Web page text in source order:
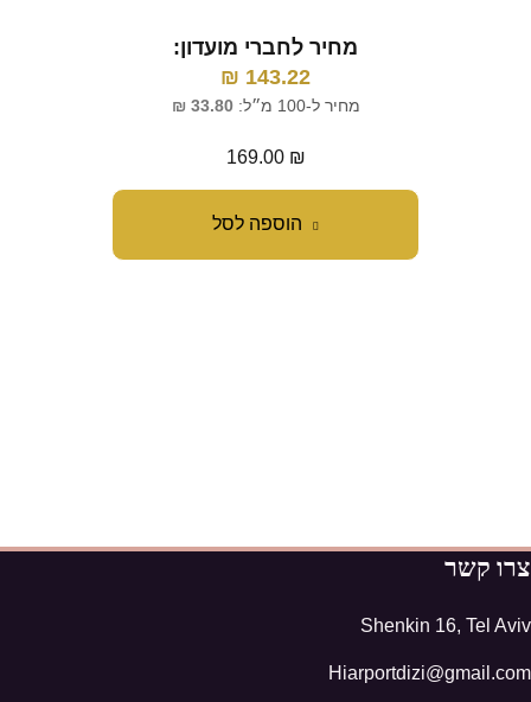
הוספה לסל
מחיר לחברי מועדון:
143.22
₪
מחיר ל-100 מ״ל: 33.80
₪
169.00 ₪
צרו קשר
Shenkin 16, Tel Aviv
Hiarportdizi@gmail.com